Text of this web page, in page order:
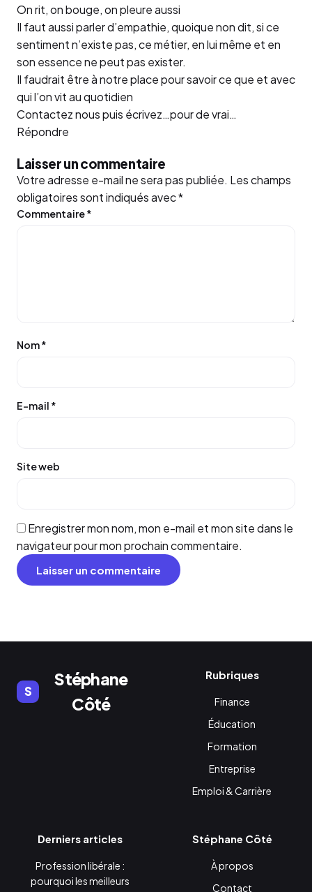
On rit, on bouge, on pleure aussi
Il faut aussi parler d’empathie, quoique non dit, si ce
sentiment n’existe pas, ce métier, en lui même et en
son essence ne peut pas exister.
Il faudrait être à notre place pour savoir ce que et avec
qui l’on vit au quotidien
Contactez nous puis écrivez…pour de vrai…
Répondre
Laisser un commentaire
Votre adresse e-mail ne sera pas publiée. Les champs
obligatoires sont indiqués avec*
Commentaire*
Nom*
E-mail *
Site web
Enregistrer mon nom, mon e-mail et mon site dans le
navigateur pour mon prochain commentaire.
S
Stéphane
Côté
Rubriques
Finance
Éducation
Formation
Entreprise
Emploi & Carrière
Derniers articles
Profession libérale :
pourquoi les meilleurs
Stéphane Côté
À propos
Contact